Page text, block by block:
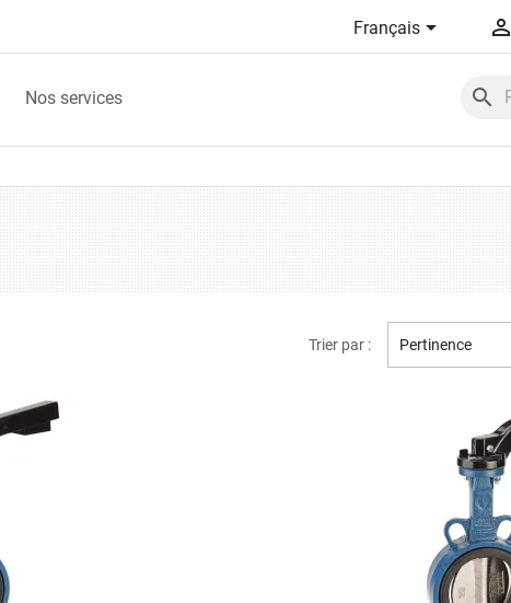
Français 
Nos services search
Trier par : Pertinence